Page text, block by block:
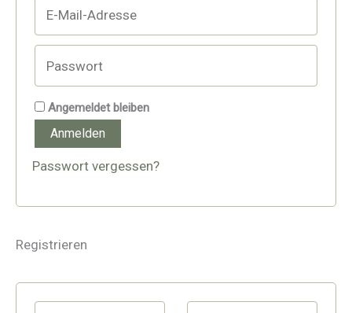
Angemeldet bleiben
Anmelden
Passwort vergessen?
Registrieren